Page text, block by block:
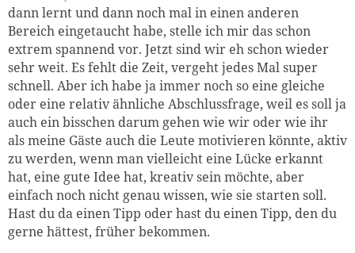
dann lernt und dann noch mal in einen anderen
Bereich eingetaucht habe, stelle ich mir das schon
extrem spannend vor. Jetzt sind wir eh schon wieder
sehr weit. Es fehlt die Zeit, vergeht jedes Mal super
schnell. Aber ich habe ja immer noch so eine gleiche
oder eine relativ ähnliche Abschlussfrage, weil es soll ja
auch ein bisschen darum gehen wie wir oder wie ihr
als meine Gäste auch die Leute motivieren könnte, aktiv
zu werden, wenn man vielleicht eine Lücke erkannt
hat, eine gute Idee hat, kreativ sein möchte, aber
einfach noch nicht genau wissen, wie sie starten soll.
Hast du da einen Tipp oder hast du einen Tipp, den du
gerne hättest, früher bekommen.